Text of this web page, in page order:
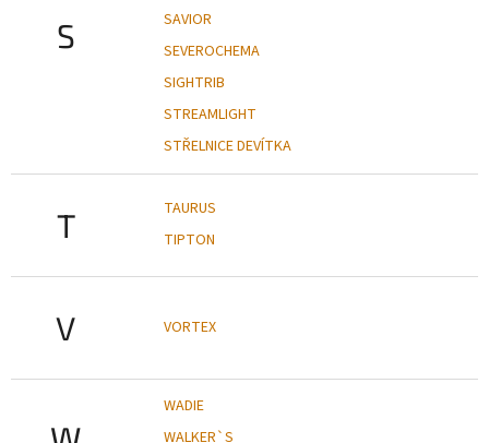
S
SAVIOR
SEVEROCHEMA
SIGHTRIB
STREAMLIGHT
STŘELNICE DEVÍTKA
T
TAURUS
TIPTON
V VORTEX
WADIE
WALKER`S